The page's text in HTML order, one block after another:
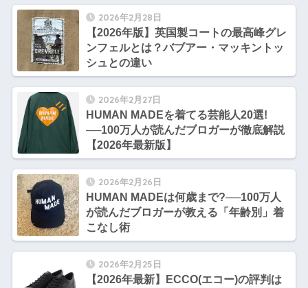
2026年2月28日
【2026年版】英国製コートの最高峰グレ
ンフェルとは？バブアー・マッキントッ
シュとの違い
2026年2月27日
HUMAN MADEを着てる芸能人20選!
──100万人が読んだブロガーが徹底解説
【2026年最新版】
2026年2月26日
HUMAN MADEは何歳まで?──100万人
が読んだブロガーが教える「年齢別」着
こなし術
2026年2月25日
【2026年最新】ECCO(エコー)の評判は